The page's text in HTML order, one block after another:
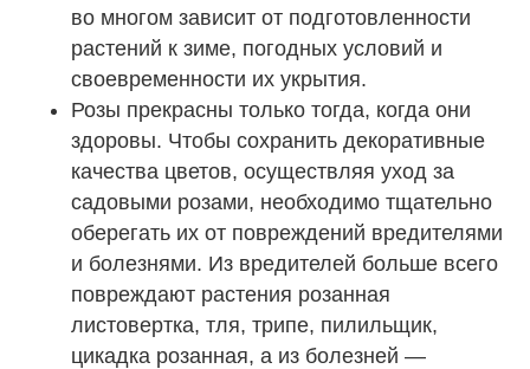
во многом зависит от подготовленности
растений к зиме, погодных условий и
своевременности их укрытия.
Розы прекрасны только тогда, когда они
здоровы. Чтобы сохранить декоративные
качества цветов, осуществляя уход за
садовыми розами, необходимо тщательно
оберегать их от повреждений вредителями
и болезнями. Из вредителей больше всего
повреждают растения розанная
листовертка, тля, трипе, пилильщик,
цикадка розанная, а из болезней —